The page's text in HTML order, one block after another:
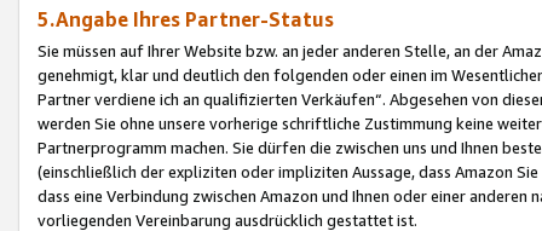
5.Angabe Ihres Partner-Status
Sie müssen auf Ihrer Website bzw. an jeder anderen Stelle, an der
genehmigt, klar und deutlich den folgenden oder einen im
Partner verdiene ich an qualifizierten Verkäufen“. Abgesehen von
werden Sie ohne unsere vorherige schriftliche Zustimmung keine
Partnerprogramm machen. Sie dürfen die zwischen uns und Ihnen
(einschließlich der expliziten oder impliziten Aussage, dass Amazon
dass eine Verbindung zwischen Amazon und Ihnen oder einer
vorliegenden Vereinbarung ausdrücklich gestattet ist.